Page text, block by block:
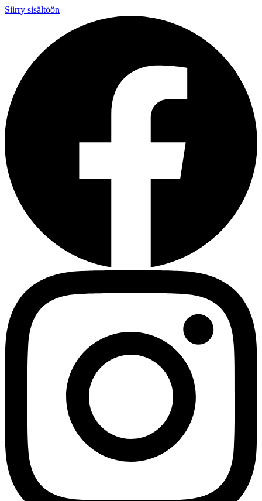
Siirry sisältöön